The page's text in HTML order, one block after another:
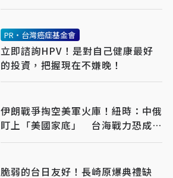
PR・台灣癌症基金會
立即諮詢HPV！是對自己健康最好
的投資，把握現在不嫌晚！
伊朗戰爭掏空美軍火庫！紐時：中俄
盯上「美國家底」 台海戰力恐成最
大受害者
脆弱的台日友好！長崎原爆典禮缺